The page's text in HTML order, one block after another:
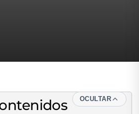
OCULTAR